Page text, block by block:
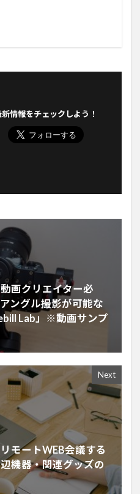
新情報をチェックしよう！
画クリエイター必
ングル撮影が可能な
Lab」※動画サンプ
Next
モートWEB会議する
機器・関連グッズの